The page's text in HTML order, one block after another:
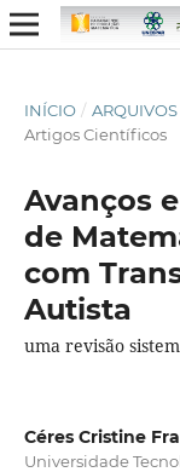
INÍCIO / ARQUIVOS
Artigos Científicos
Avanços
de
com
Autista
uma revisão
Céres Cristine
Universidade